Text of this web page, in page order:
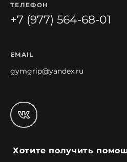
ТЕЛЕФОН
+7 (977) 564-68-01
EMAIL
gymgrip@yandex.ru
Хотите получить